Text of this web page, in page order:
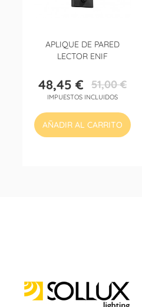
APLIQUE DE PARED
LECTOR ENIF
Precio
48,45 €Precio
base
51,00 €
IMPUESTOS INCLUIDOS
AÑADIR AL CARRITO